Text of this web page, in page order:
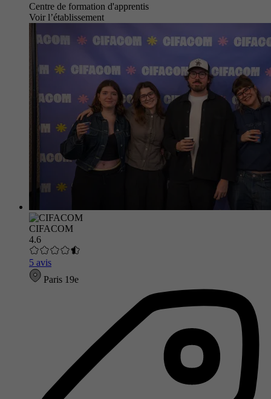
Centre de formation d'apprentis
Voir l’établissement
CIFACOM
4.6
5 avis
Paris 19e